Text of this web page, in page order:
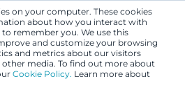
on your computer. These cookies
about how you interact with
remember you. We use this
and customize your browsing
and metrics about our visitors
media. To find out more about
Cookie Policy. Learn more about